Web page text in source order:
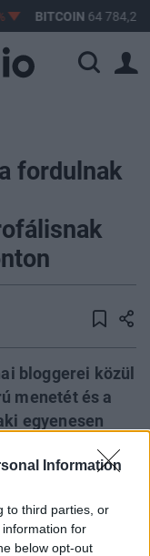
Information
to third parties, or
for
below opt-out
BITCOIN64 784,29
fordulnak
bloggerei közül
menetét és a
egyenesen
már felülmúlják
Post.